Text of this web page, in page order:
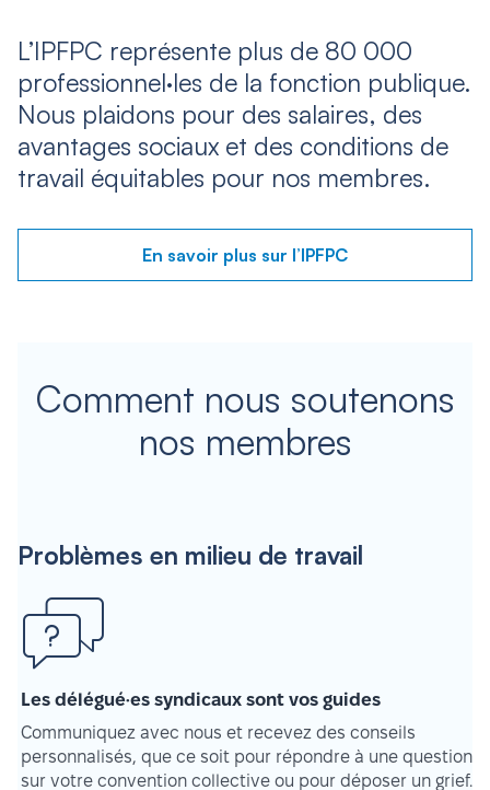
L’IPFPC représente plus de 80 000
professionnel·les de la fonction publique.
Nous plaidons pour des salaires, des
avantages sociaux et des conditions de
travail équitables pour nos membres.
En savoir plus sur l’IPFPC
Comment nous soutenons
nos membres
Problèmes en milieu de travail
Les délégué·es syndicaux sont vos guides
Communiquez avec nous et recevez des conseils
personnalisés, que ce soit pour répondre à une question
sur votre convention collective ou pour déposer un grief.